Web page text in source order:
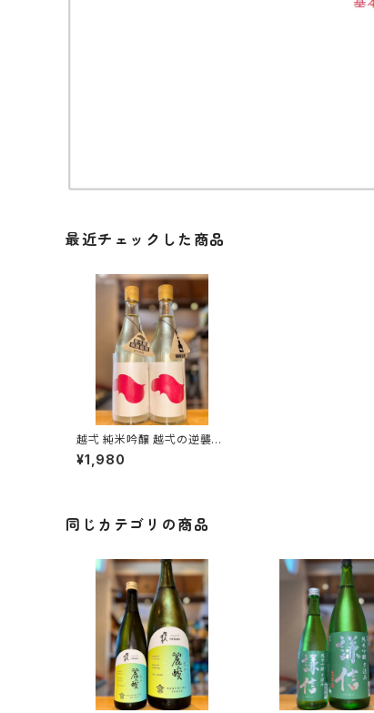
最近チェックした商品
越弌 純米吟醸 越弌の逆襲
【試験醸造】720ml１本（株式
会社越後鶴亀・新潟県新潟市
¥1,980
同じカテゴリの商品